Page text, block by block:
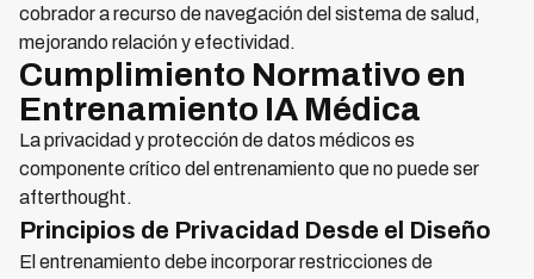
cobrador a recurso de navegación del sistema de salud,
mejorando relación y efectividad.
Cumplimiento Normativo en
Entrenamiento IA Médica
La privacidad y protección de datos médicos es
componente crítico del entrenamiento que no puede ser
afterthought.
Principios de Privacidad Desde el Diseño
El entrenamiento debe incorporar restricciones de